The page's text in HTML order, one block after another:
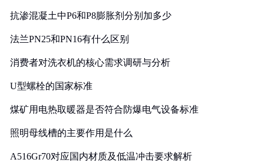
抗渗混凝土中P6和P8膨胀剂分别加多少
法兰PN25和PN16有什么区别
消费者对洗衣机的核心需求调研与分析
U型螺栓的国家标准
煤矿用电热取暖器是否符合防爆电气设备标准
照明母线槽的主要作用是什么
A516Gr70对应国内材质及低温冲击要求解析